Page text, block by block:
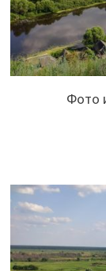
Фото